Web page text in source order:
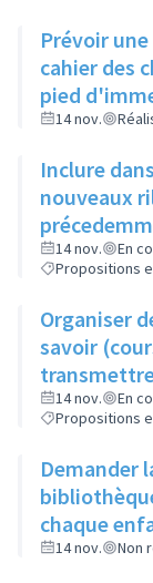
Prévoir
cahier des
pied
14 nov.
Inclure
nouveaux
bonne
14 nov.
En
Propositions
Organiser
savoir
faire, à
14 nov.
En
Propositions
Demander
chaque
une carte
14 nov. Non